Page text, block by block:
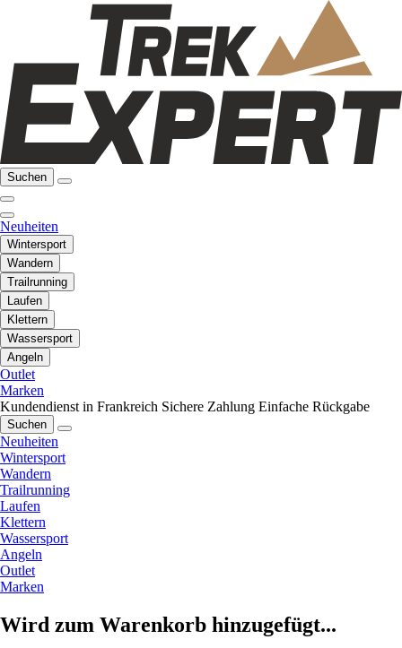
Suchen
Neuheiten
Wintersport
Wandern
Trailrunning
Laufen
Klettern
Wassersport
Angeln
Outlet
Marken
Kundendienst in Frankreich Sichere Zahlung Einfache Rückgabe
Suchen
Neuheiten
Wintersport
Wandern
Trailrunning
Laufen
Klettern
Wassersport
Angeln
Outlet
Marken
Wird zum Warenkorb hinzugefügt...